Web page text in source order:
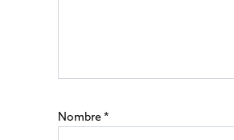
Nombre*